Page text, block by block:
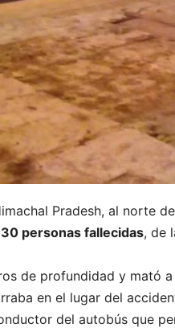
Pradesh, al norte
personas fallecidas, de
de profundidad y mató
en el lugar del
del autobús que